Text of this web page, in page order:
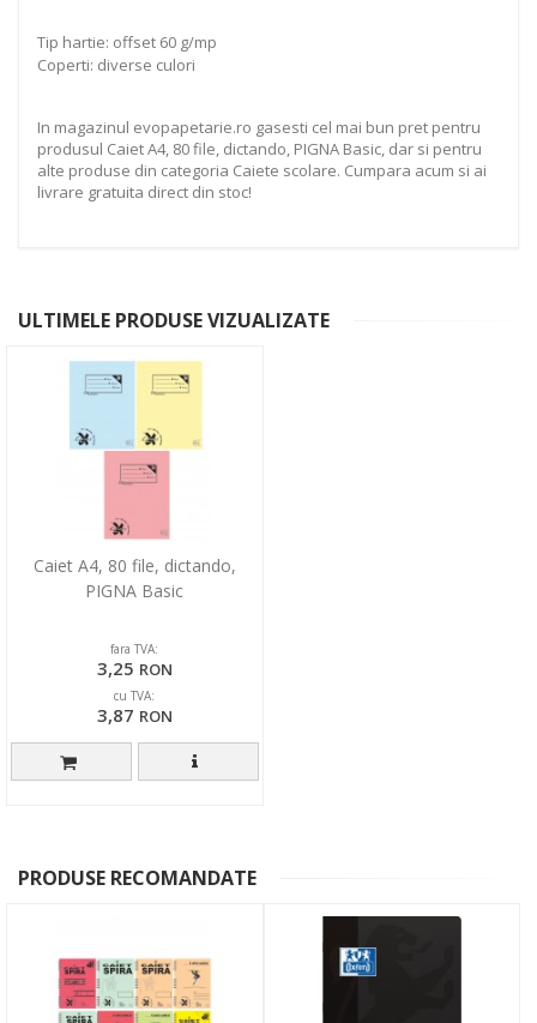
Tip hartie: offset 60 g/mp
Coperti: diverse culori
In magazinul evopapetarie.ro gasesti cel mai bun pret pentru
produsul Caiet A4, 80 file, dictando, PIGNA Basic, dar si pentru
alte produse din categoria Caiete scolare. Cumpara acum si ai
livrare gratuita direct din stoc!
ULTIMELE PRODUSE VIZUALIZATE
Caiet A4, 80 file, dictando,
PIGNA Basic
fara TVA:
3,25 RON
cu TVA:
3,87 RON
PRODUSE RECOMANDATE